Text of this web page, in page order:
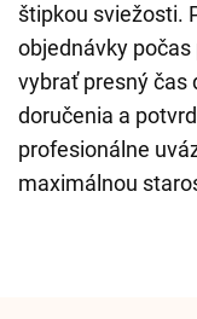
štipkou sviežosti.
objednávky
vybrať presný čas
doručenia a
profesionálne
maximálnou